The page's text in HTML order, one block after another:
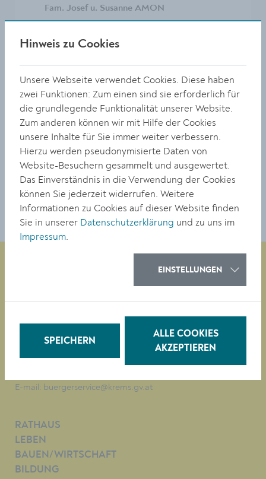
Fam. Josef u. Susanne AMON
Ruhe in Frieden. Schön das wir ein paar
voneinander verabschiedet. Komm gut
im Reich des Heiles an.
Deine Friseurin!
Danke für alles im Seminar in Zwettl. War
eine schöne Zeit ... R.I.P.
Rudi Krammer
Tel. +43 (0)2732/801-0
E-mail: buergerservice@krems.gv.at
RATHAUS
LEBEN
BAUEN/WIRTSCHAFT
BILDUNG
Hinweis zu Cookies
Unsere Webseite verwendet Cookies. Diese haben
zwei Funktionen: Zum einen sind sie erforderlich für
die grundlegende Funktionalität unserer Website.
Zum anderen können wir mit Hilfe der Cookies
unsere Inhalte für Sie immer weiter verbessern.
Hierzu werden pseudonymisierte Daten von
Website-Besuchern gesammelt und ausgewertet.
Das Einverständnis in die Verwendung der Cookies
können Sie jederzeit widerrufen. Weitere
Informationen zu Cookies auf dieser Website finden
Sie in unserer Datenschutzerklärung und zu uns im
Impressum.
EINSTELLUNGEN
SPEICHERN
ALLE COOKIES
AKZEPTIEREN